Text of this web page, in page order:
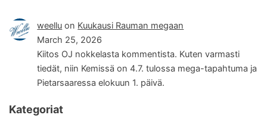
weellu on Kuukausi Rauman megaan
March 25, 2026
Kiitos OJ nokkelasta kommentista. Kuten varmasti
tiedät, niin Kemissä on 4.7. tulossa mega-tapahtuma ja
Pietarsaaressa elokuun 1. päivä.
Kategoriat